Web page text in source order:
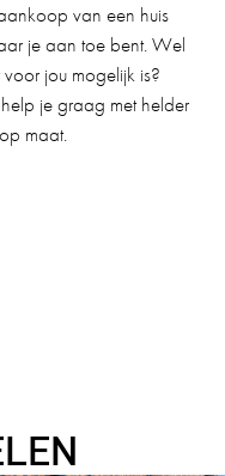
van een huis
je aan toe bent. Wel
jou mogelijk is?
je graag met helder
maat.